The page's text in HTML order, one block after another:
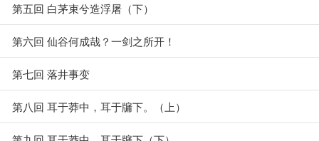
第五回 白茅束兮造浮屠（下）
第六回 仙谷何成哉？一剑之所开！
第七回 落井事变
第八回 耳于莽中，耳于牖下。（上）